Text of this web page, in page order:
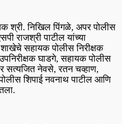
श्री. निखिल पिंगळे, अपर पोलीस
राजश्री पाटील यांच्या
शाखेचे सहायक पोलीस निरीक्षक
घाडगे, सहायक पोलीस
सत्यजित नेवसे, रतन चव्हाण,
शिपाई नवनाथ पाटील आणि